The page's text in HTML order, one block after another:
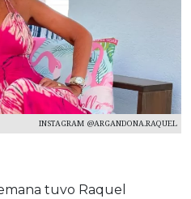
INSTAGRAM @ARGANDONA.RAQUEL
tuvo Raquel